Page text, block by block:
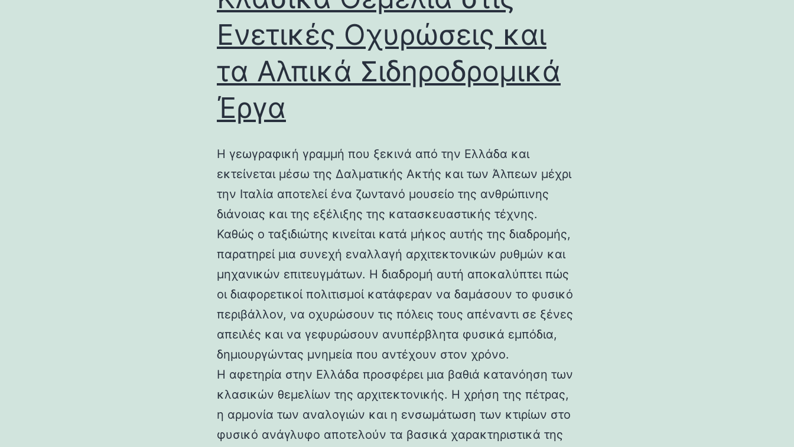
Ενετικές Οχυρώσεις και
τα Αλπικά Σιδηροδρομικά
Έργα
Η γεωγραφική γραμμή που ξεκινά από την Ελλάδα και
εκτείνεται μέσω της Δαλματικής Ακτής και των Άλπεων μέχρι
την Ιταλία αποτελεί ένα ζωντανό μουσείο της ανθρώπινης
διάνοιας και της εξέλιξης της κατασκευαστικής τέχνης.
Καθώς ο ταξιδιώτης κινείται κατά μήκος αυτής της διαδρομής,
παρατηρεί μια συνεχή εναλλαγή αρχιτεκτονικών ρυθμών και
μηχανικών επιτευγμάτων. Η διαδρομή αυτή αποκαλύπτει πώς
οι διαφορετικοί πολιτισμοί κατάφεραν να δαμάσουν το φυσικό
περιβάλλον, να οχυρώσουν τις πόλεις τους απέναντι σε ξένες
απειλές και να γεφυρώσουν ανυπέρβλητα φυσικά εμπόδια,
δημιουργώντας μνημεία που αντέχουν στον χρόνο.
Η αφετηρία στην Ελλάδα προσφέρει μια βαθιά κατανόηση των
κλασικών θεμελίων της αρχιτεκτονικής. Η χρήση της πέτρας,
η αρμονία των αναλογιών και η ενσωμάτωση των κτιρίων στο
φυσικό ανάγλυφο αποτελούν τα βασικά χαρακτηριστικά της